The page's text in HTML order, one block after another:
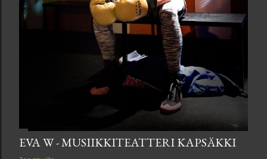
EVA W - MUSIIKKITEATTERI KAPSÄKKI